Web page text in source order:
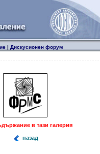
| Дискусионен форум
в тази галерия
назад